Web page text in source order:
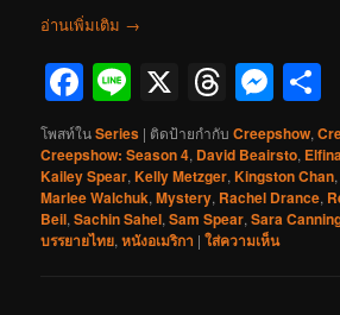
อ่านเพิ่มเติม →
Facebook
Line
X Threads
โพสท์ในSeries | ติดป้ายกำกับ Creepshow,
Creepshow: Season 4, David Beairsto,
Kailey Spear,Kelly Metzger,Kingston Chan
Marlee Walchuk,Mystery, Rachel Drance,
Beil,Sachin Sahel,Sam Spear,Sara
บรรยายไทย,หนังอเมริกา |ใส่ความเห็น